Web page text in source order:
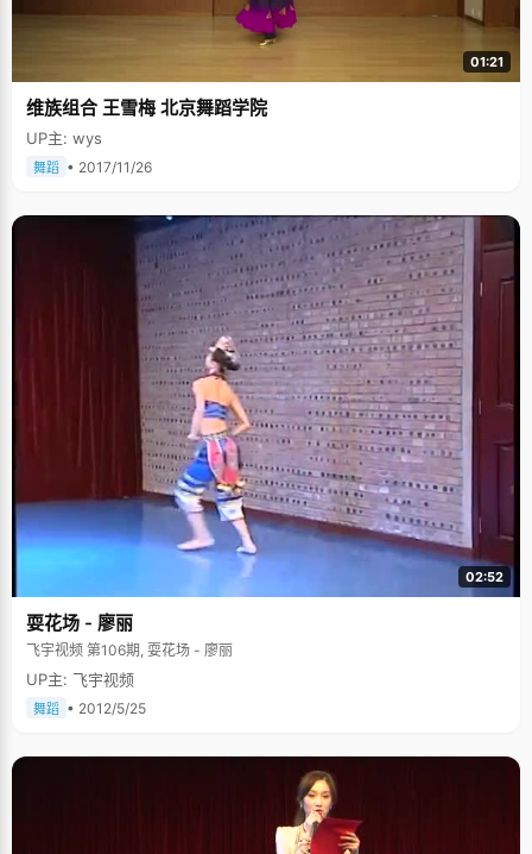
01:21
维族组合 王雪梅 北京舞蹈学院
UP主: wys
舞蹈 • 2017/11/26
02:52
耍花场 - 廖丽
飞宇视频 第106期, 耍花场 - 廖丽
UP主: 飞宇视频
舞蹈 • 2012/5/25